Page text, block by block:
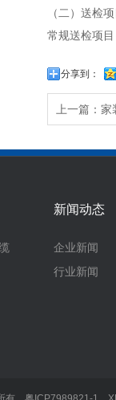
（二）送检项
常规送检项
分享到：
上一篇： 家
新闻动态
企业新闻
行业新闻